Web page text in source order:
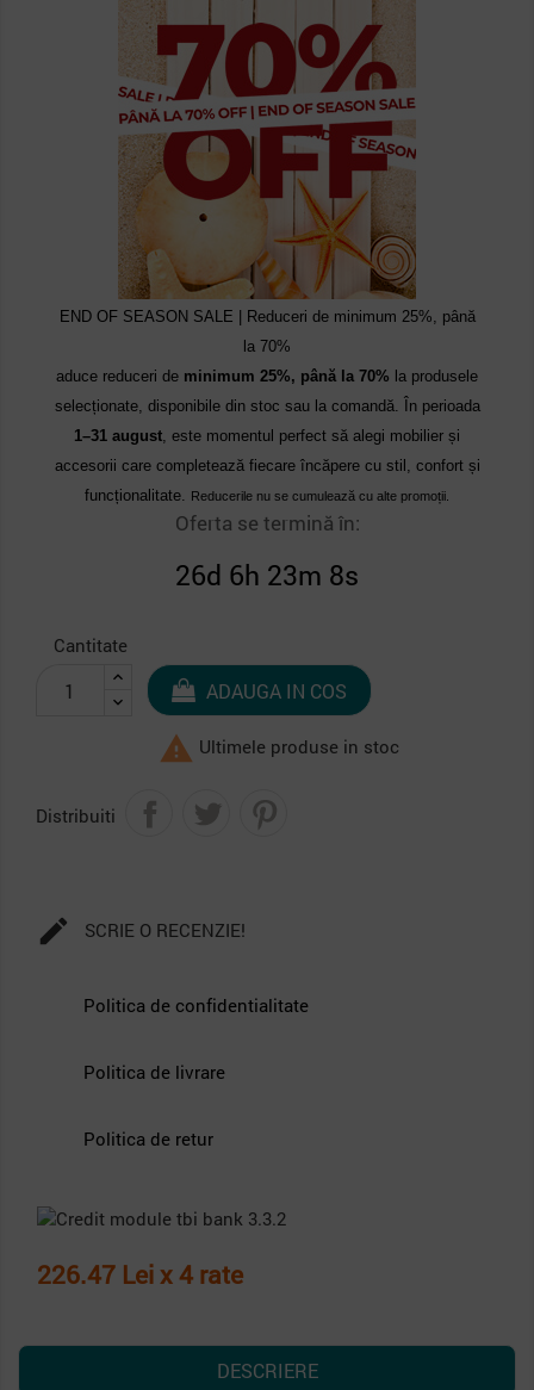
END OF SEASON SALE | Reduceri de minimum 25%, până
la 70%
aduce reduceri de minimum 25%, până la 70% la produsele
selecționate, disponibile din stoc sau la comandă. În perioada
1–31 august, este momentul perfect să alegi mobilier și
accesorii care completează fiecare încăpere cu stil, confort și
funcționalitate. Reducerile nu se cumulează cu alte promoții.
Oferta se termină în:
26d 6h 23m 7s
Cantitate
ADAUGA IN COS
 Ultimele produse in stoc
Distribuiti
 SCRIE O RECENZIE!
Politica de confidentialitate
Politica de livrare
Politica de retur
226.47 Lei x 4 rate
DESCRIERE